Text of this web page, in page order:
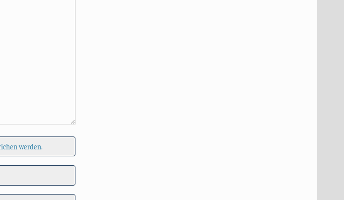
werden.